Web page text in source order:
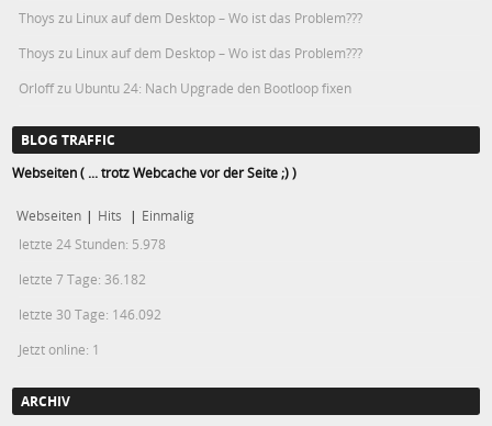
Thoys zu Linux auf dem Desktop – Wo ist das Problem???
Thoys zu Linux auf dem Desktop – Wo ist das Problem???
Orloffzu Ubuntu 24: Nach Upgrade den Bootloop fixen
BLOG TRAFFIC
Webseiten ( ... trotz Webcache vor der Seite ;) )
Webseiten | Hits | Einmalig
letzte 24 Stunden: 5.978
letzte 7 Tage: 36.182
letzte 30 Tage: 146.092
Jetzt online: 1
ARCHIV